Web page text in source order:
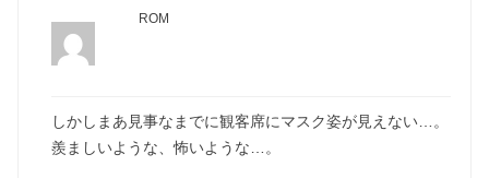
ROM
しかしまあ見事なまでに観客席にマスク姿が見えない…。
羨ましいような、怖いような…。